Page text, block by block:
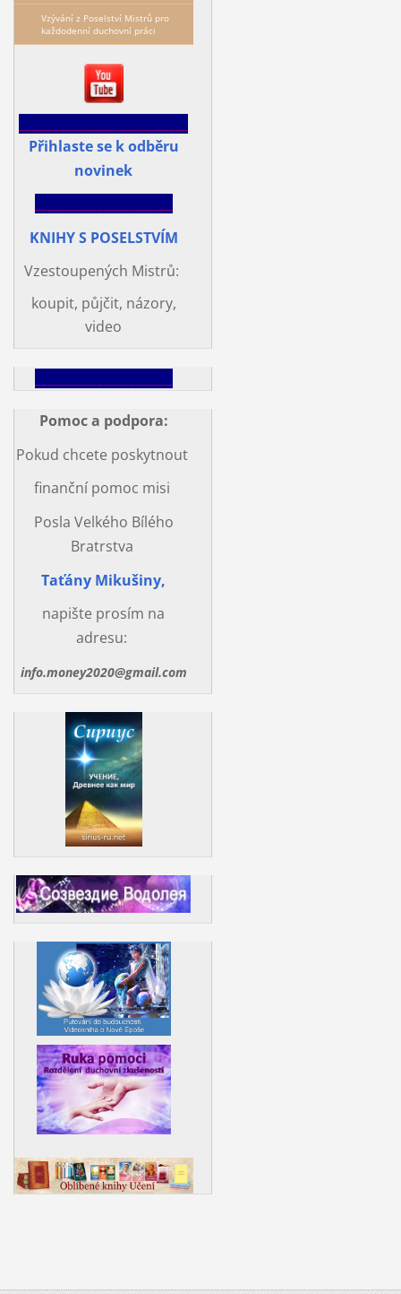
Vzývání z Poselství Mistrů pro
každodenní duchovní práci
Přihlaste se k odběru
novinek
KNIHY S POSELSTVÍM
Vzestoupených Mistrů:
koupit, půjčit, názory,
video
Pomoc a podpora:
Pokud chcete poskytnout
finanční pomoc misi
Posla Velkého Bílého
Bratrstva
Taťány Mikušiny,
napište prosím na
adresu:
info.money2020@gmail.com